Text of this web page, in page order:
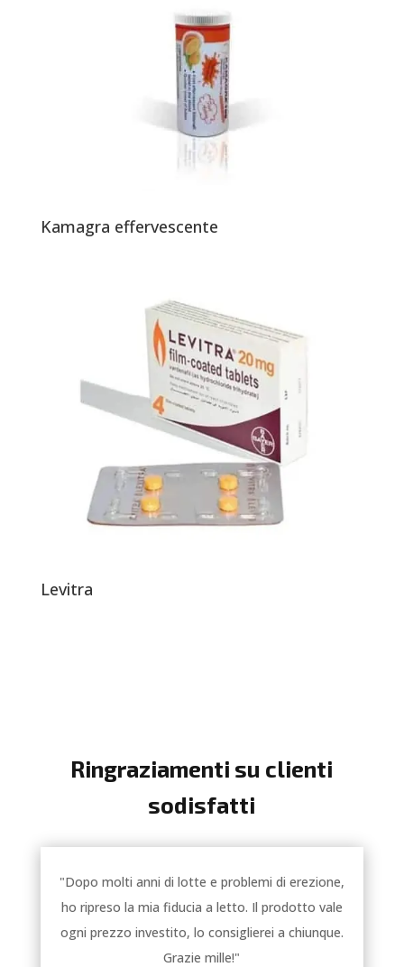
Kamagra effervescente
Levitra
Ringraziamenti su clienti
sodisfatti
"Dopo molti anni di lotte e problemi di erezione,
ho ripreso la mia fiducia a letto. Il prodotto vale
ogni prezzo investito, lo consiglierei a chiunque.
Grazie mille!"